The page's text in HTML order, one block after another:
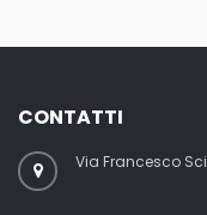
CONTATTI
Via Francesco